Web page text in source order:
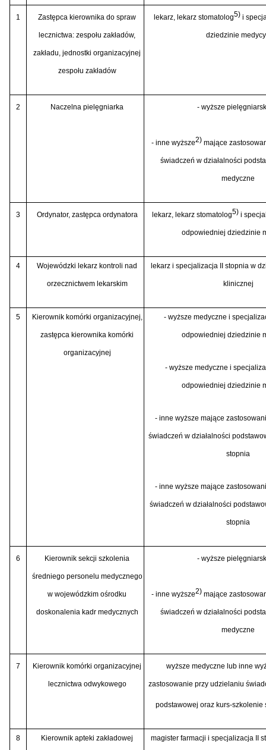
1 Zastępca kierownika do spraw
lecznictwa: zespołu zakładów,
zakładu, jednostki organizacyjnej
zespołu zakładów
lekarz, lekarz stomatolog5) i
dziedzinie
2 Naczelna pielęgniarka - wyższe
- inne wyższe2) mające
świadczeń w działalności
medyczne
3 Ordynator, zastępca ordynatora lekarz, lekarz stomatolog5) i
odpowiedniej dziedzinie
4 Wojewódzki lekarz kontroli nad
orzecznictwem lekarskim
lekarz i specjalizacja II stopnia w
klinicznej
5 Kierownik komórki organizacyjnej,
zastępca kierownika komórki
organizacyjnej
- wyższe medyczne i
odpowiedniej dziedzinie
- wyższe medyczne i
odpowiedniej dziedzinie
- inne wyższe mające
świadczeń w działalności
stopnia
- inne wyższe mające
świadczeń w działalności
stopnia
6 Kierownik sekcji szkolenia
średniego personelu medycznego
w wojewódzkim ośrodku
doskonalenia kadr medycznych
- wyższe
- inne wyższe2) mające
świadczeń w działalności
medyczne
7 Kierownik komórki organizacyjnej
lecznictwa odwykowego
wyższe medyczne lub inne
zastosowanie przy udzielaniu
podstawowej oraz kurs-szkolenie
8 Kierownik apteki zakładowej magister farmacji i specjalizacja II